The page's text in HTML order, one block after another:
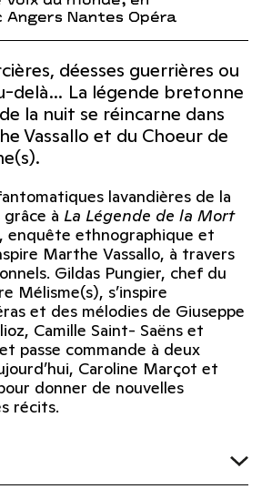
Nantes Opéra
déesses guerrières ou
delà… La légende bretonne
la nuit se réincarne dans
Vassallo et du Choeur de
lavandières de la
à La Légende de la Mort
enquête ethnographique et
Marthe Vassallo, à travers
Gildas Pungier, chef du
Mélisme(s), s’inspire
et des mélodies de Giuseppe
Camille Saint- Saëns et
passe commande à deux
Caroline Marçot et
donner de nouvelles
récits.